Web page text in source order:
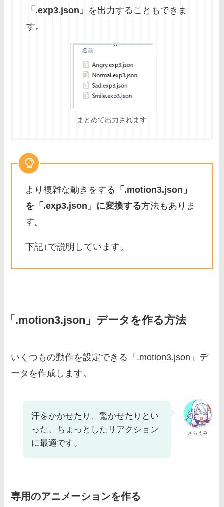
「.exp3.json」 を出力することもできま
す。
まとめて出力されます
より複雑な動きをする 「.motion3.json」
を「.exp3.json」に変換する方法もありま
す。
下記↓で説明しています。
「.motion3.json」データを作る方法
いくつもの動作を設定できる「.motion3.json」デ
ータを作成します。
さらえみ
汗をかかせたり、驚かせたりとい
った、ちょっとしたリアクション
に最適です。
専用のアニメーションを作る